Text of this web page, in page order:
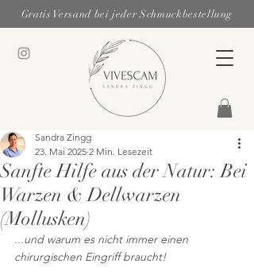
Gratis Versand bei jeder Schmuckbestellung
Sanfte Hilfe aus der Natur: Bei
Warzen & Dellwarzen
(Mollusken)
Sandra Zingg
23. Mai 2025 2 Min. Lesezeit
...und warum es nicht immer einen
chirurgischen Eingriff braucht!